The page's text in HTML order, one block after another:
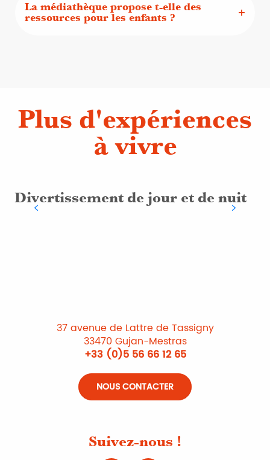
La médiathèque propose t-elle des
ressources pour les enfants ?
Plus d'expériences
à vivre
Divertissement de jour et de nuit
37 avenue de Lattre de Tassigny
33470 Gujan-Mestras
+33 (0)5 56 66 12 65
NOUS CONTACTER
Suivez-nous !